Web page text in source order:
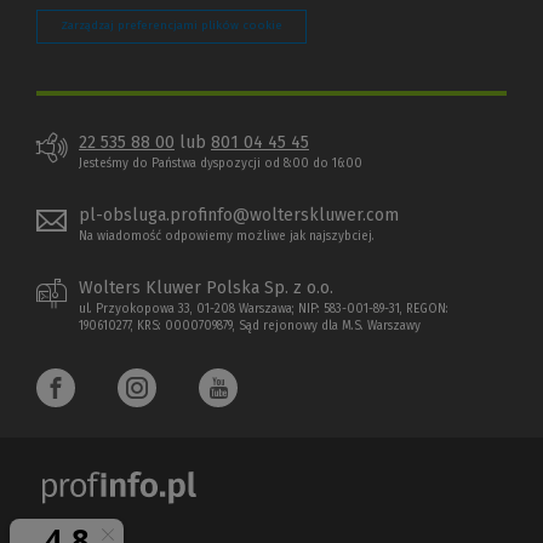
Zarządzaj preferencjami plików cookie
22 535 88 00 lub 801 04 45 45
Jesteśmy do Państwa dyspozycji od 8:00 do 16:00
pl-obsluga.profinfo@wolterskluwer.com
Na wiadomość odpowiemy możliwe jak najszybciej.
Wolters Kluwer Polska Sp. z o.o.
ul. Przyokopowa 33, 01-208 Warszawa; NIP: 583-001-89-31, REGON:
190610277, KRS: 0000709879, Sąd rejonowy dla M.S. Warszawy